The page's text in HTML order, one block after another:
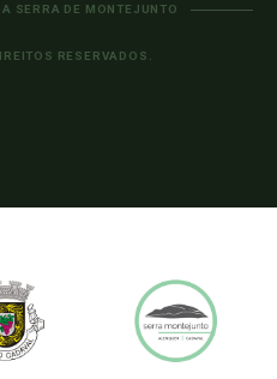
SERRA DE MONTEJUNTO
RESERVADOS.